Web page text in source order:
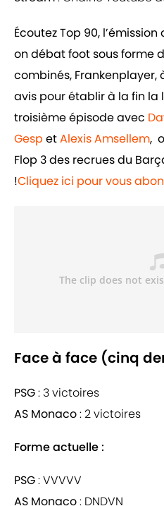
Écoutez Top 90,
on débat foot sous forme
combinés, Frankenplayer,
avis pour établir à la fin la
troisième épisode avec
Gesp etAlexis Amsellem,
Flop 3 des recrues du
!Cliquez ici pour vous
Face à face (cinq
PSG: 3 victoires
AS Monaco: 2 victoires
Forme actuelle :
PSG: VVVVV
AS Monaco: DNDVN